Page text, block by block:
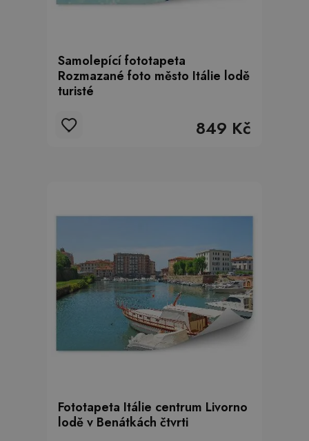
Samolepící fototapeta
Rozmazané foto město Itálie lodě
turisté
849 Kč
Fototapeta Itálie centrum Livorno
lodě v Benátkách čtvrti